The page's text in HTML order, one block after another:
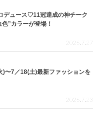
デュース♡11冠達成の神チーク
”カラーが登場！
2026.7.27
)〜7／18(土)最新ファッションを
2026.7.23